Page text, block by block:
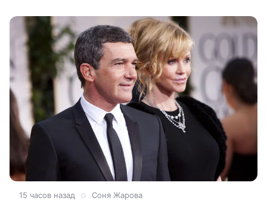
15 часов назад Соня Жарова